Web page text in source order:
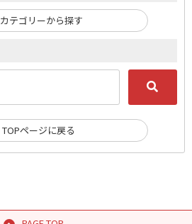
カテゴリーから探す
TOPページに戻る